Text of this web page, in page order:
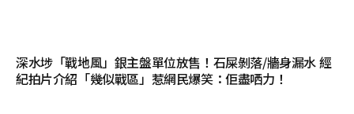
深水埗「戰地風」銀主盤單位放售！石屎剝落/牆身漏水 經
紀拍片介紹「幾似戰區」惹網民爆笑：佢盡哂力！